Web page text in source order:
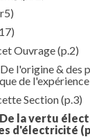
Ouvrage(p.2)
l'origine & des
de
Section(p.3)
De la vertu
d'électricité